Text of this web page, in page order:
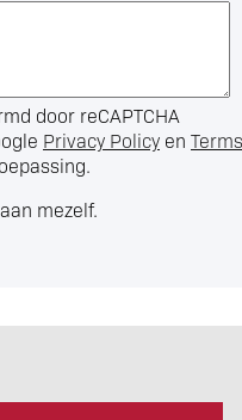
door reCAPTCHA
Privacy Policy en Terms
mezelf.